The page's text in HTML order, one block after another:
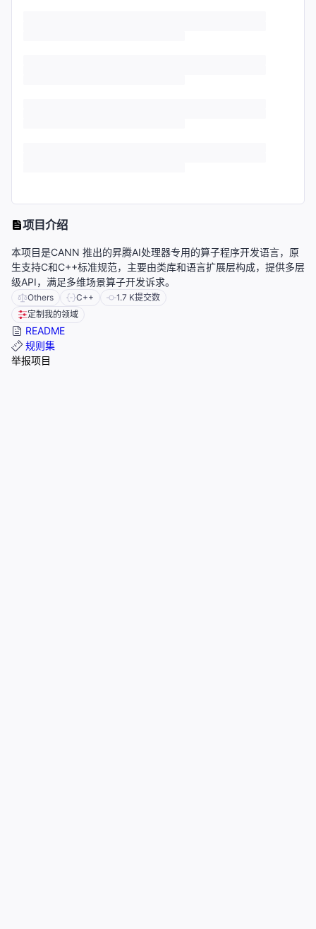
项目介绍
本项目是CANN 推出的昇腾AI处理器专用的算子程序开发语言，原
生支持C和C++标准规范，主要由类库和语言扩展层构成，提供多层
级API，满足多维场景算子开发诉求。
Others C++ 1.7 K提交数
定制我的领域
README
规则集
举报项目